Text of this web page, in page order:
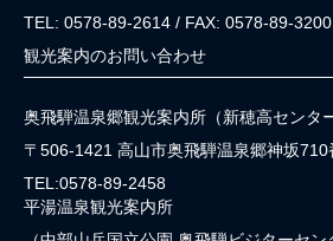
TEL: 0578-89-2614 / FAX: 0578-89-3200
観光案内のお問い合わせ
奥飛騨温泉郷観光案内所（新穂高センタ
〒506-1421 高山市奥飛騨温泉郷神坂710
TEL:0578-89-2458
平湯温泉観光案内所